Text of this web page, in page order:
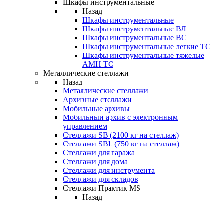
Шкафы инструментальные
Назад
Шкафы инструментальные
Шкафы инструментальные ВЛ
Шкафы инструментальные ВС
Шкафы инструментальные легкие ТС
Шкафы инструментальные тяжелые
AMH TC
Металлические стеллажи
Назад
Металлические стеллажи
Архивные стеллажи
Мобильные архивы
Мобильный архив с электронным
управлением
Стеллажи SB (2100 кг на стеллаж)
Стеллажи SBL (750 кг на стеллаж)
Стеллажи для гаража
Стеллажи для дома
Стеллажи для инструмента
Стеллажи для складов
Стеллажи Практик MS
Назад